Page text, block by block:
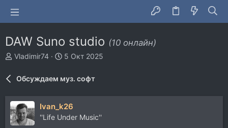
DAW Suno studio (10 онлайн)
А
т
р
т
е
м
Vladimir74
Д
а
н
а
5 Окт 2025
Обсуждаем муз. софт
Ivan_k26
''Life Under Music''